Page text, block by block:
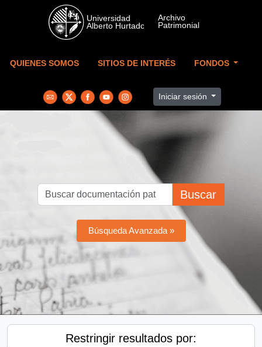
Skip to main content
QUIENES SOMOS SITIOS DE INTERÉS FONDOS
Iniciar sesión
Buscar
Búsqueda Avanzada »
Restringir resultados por: